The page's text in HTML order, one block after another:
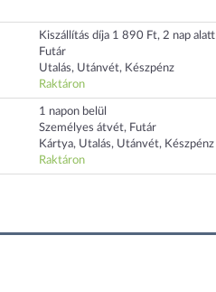
Kiszállítás díja 1 890 Ft, 2 nap alatt
Futár
Utalás, Utánvét, Készpénz
Raktáron
1 napon belül
Személyes átvét, Futár
Kártya, Utalás, Utánvét, Készpénz
Raktáron